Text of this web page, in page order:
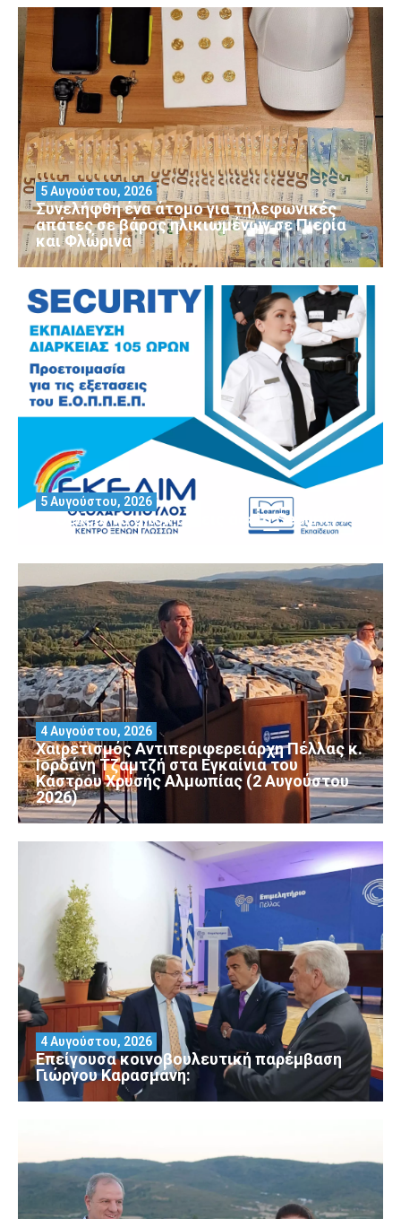
Συνελήφθη ένα άτομο για τηλεφωνικές
απάτες σε βάρος ηλικιωμένων σε Πιερία
και Φλώρινα
5 Αυγούστου, 2026
Θέλεις να αποκτήσεις άδεια Security?
5 Αυγούστου, 2026
Χαιρετισμός Αντιπεριφερειάρχη Πέλλας κ.
Ιορδάνη Τζαμτζή στα Εγκαίνια του
Κάστρου Χρυσής Αλμωπίας (2 Αυγούστου
2026)
4 Αυγούστου, 2026
Επείγουσα κοινοβουλευτική παρέμβαση
Γιώργου Καρασμάνη:
4 Αυγούστου, 2026